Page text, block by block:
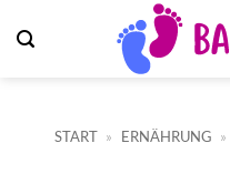
Inhalt
START » ERNÄHRUNG »